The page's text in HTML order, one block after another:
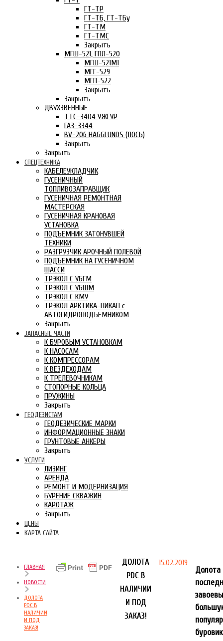
ГТ-ТР
ГТ-ТБ, ГТ-ТБу
ГТ-ТМ
ГТ-ТМС
Закрыть
МГШ-521, ГПЛ-520
МГШ-521М1
МГГ-529
МГП-522
Закрыть
Закрыть
ДВУХЗВЕННЫЕ
ТТС-3404 УЖГУР
ГАЗ-3344
BV-206 HAGGLUNDS (ЛОСЬ)
Закрыть
Закрыть
СПЕЦТЕХНИКА
КАБЕЛЕУКЛАДЧИК
ГУСЕНИЧНЫЙ
ТОПЛИВОЗАПРАВЩИК
ГУСЕНИЧНАЯ РЕМОНТНАЯ
МАСТЕРСКАЯ
ГУСЕНИЧНАЯ КРАНОВАЯ
УСТАНОВКА
ПОДЪЕМНИК ЗАТОНУВШЕЙ
ТЕХНИКИ
РАЗГРУЗЧИК АРОЧНЫЙ ПОЛЕВОЙ
ПОДЪЕМНИК НА ГУСЕНИЧНОМ
ШАССИ
ТРЭКОЛ С УБГМ
ТРЭКОЛ С УБШМ
ТРЭКОЛ С КМУ
ТРЭКОЛ АРКТИКА-ПИКАП с
АВТОГИДРОПОДЪЕМНИКОМ
Закрыть
ЗАПАСНЫЕ ЧАСТИ
К БУРОВЫМ УСТАНОВКАМ
К НАСОСАМ
К КОМПРЕССОРАМ
К ВЕЗДЕХОДАМ
К ТРЕЛЕВОЧНИКАМ
СТОПОРНЫЕ КОЛЬЦА
ПРУЖИНЫ
Закрыть
ГЕОДЕЗИСТАМ
ГЕОДЕЗИЧЕСКИЕ МАРКИ
ИНФОРМАЦИОННЫЕ ЗНАКИ
ГРУНТОВЫЕ АНКЕРЫ
Закрыть
УСЛУГИ
ЛИЗИНГ
АРЕНДА
РЕМОНТ И МОДЕРНИЗАЦИЯ
БУРЕНИЕ СКВАЖИН
КАРОТАЖ
Закрыть
ЦЕНЫ
КАРТА САЙТА
ГЛАВНАЯ
НОВОСТИ
ДОЛОТА
PDC В
НАЛИЧИИ
И ПОД
ЗАКАЗ!
ДОЛОТА
PDC В
НАЛИЧИИ
И ПОД
ЗАКАЗ!
15.02.2019